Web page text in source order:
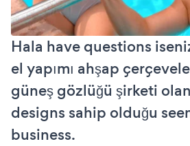
Hala have questions
el yapımı ahşap
güneş gözlüğü şirketi
designs sahip olduğu
business.